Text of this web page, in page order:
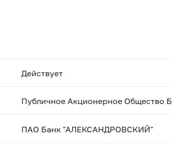
Действует
Публичное Акционерное
ПАО Банк "АЛЕКСАНДРОВСКИЙ"